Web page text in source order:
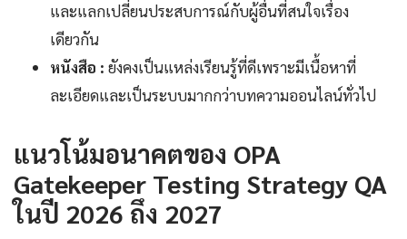
และแลกเปลี่ยนประสบการณ์กับผู้อื่นที่สนใจเรื่อง
เดียวกัน
หนังสือ : ยังคงเป็นแหล่งเรียนรู้ที่ดีเพราะมีเนื้อหาที่
ละเอียดและเป็นระบบมากกว่าบทความออนไลน์ทั่วไป
แนวโน้มอนาคตของ OPA
Gatekeeper Testing Strategy QA
ในปี 2026 ถึง 2027